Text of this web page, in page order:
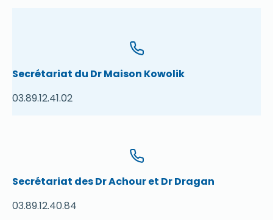
Secrétariat du Dr Maison Kowolik
03.89.12.41.02
Secrétariat des Dr Achour et Dr Dragan
03.89.12.40.84